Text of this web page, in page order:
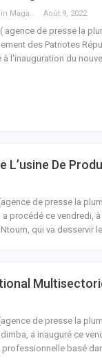
Guy Germain Maganga Nziengui Août 9, 2022
agence de presse la
des Patriotes
à l'inauguration du
De
de presse la
a procédé ce vendredi,
qui va desservir
de presse la
a inauguré ce
basé